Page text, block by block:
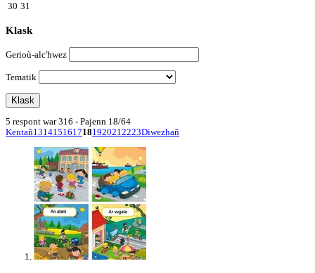
30 31
Klask
Gerioù-alc'hwez
Tematik
5 respont war 316 - Pajenn 18/64
Kentañ1314151617181920212223Diwezhañ